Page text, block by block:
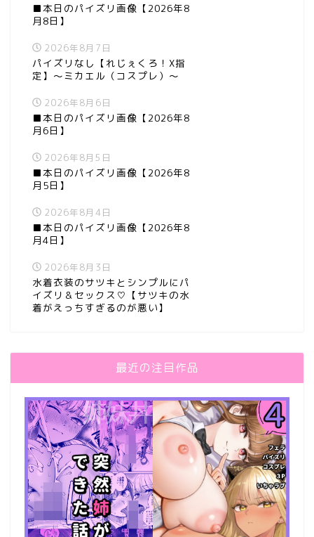
■本日のパイズリ画像【2026年8
月8日】
2026年8月7日
パイズリなし【れじぇくろ！X指
定】～ミカエル（コスプレ）～
2026年8月6日
■本日のパイズリ画像【2026年8
月6日】
2026年8月5日
■本日のパイズリ画像【2026年8
月5日】
2026年8月4日
■本日のパイズリ画像【2026年8
月4日】
2026年8月3日
水着衣装のサツキとシンプルにパ
イズリ＆セックス♡【サツキの水
着がえっちすぎるのが悪い】
最近の注目作品